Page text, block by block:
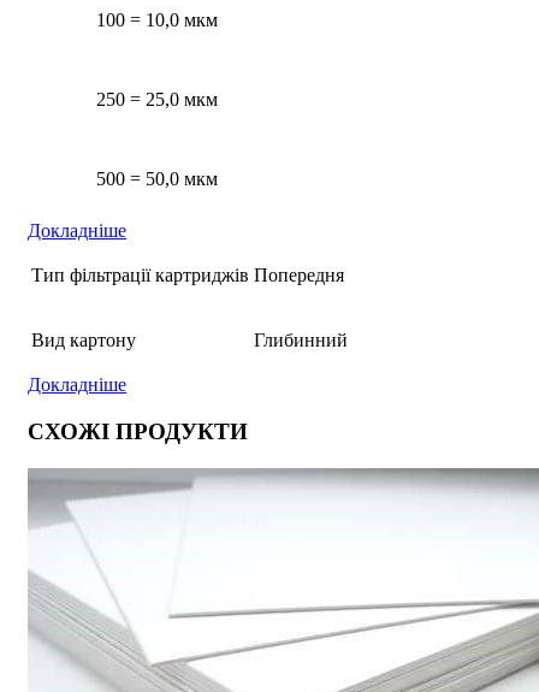
100 = 10,0 мкм
250 = 25,0 мкм
500 = 50,0 мкм
Докладніше
Тип фільтрації картриджів Попередня
Вид картону Глибинний
Докладніше
СХОЖІ ПРОДУКТИ